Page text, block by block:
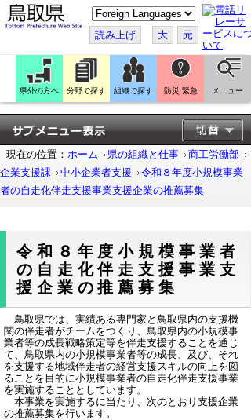
こ
の
ペ
ー
ジ
翻
訳
す
る
読み上げ 大 元
県外の方へ 分野で探す 組織で探す 防災 緊急 メニュー
現在の位置： ホーム 県の組織と仕事
商工労働部
企業支援課
中小企業者支援
令和８年度小規模事業
者の自走化伴走支援事業支援企業の推薦募集
令和８年度小規模事業者
の自走化伴走支援事業支
援企業の推薦募集
鳥取県では、実績ある専門家と鳥取県内の支援機
関の伴走者がチームをつくり、鳥取県内の小規模事
業者等の成長戦略策定等を伴走支援することを通じ
て、鳥取県内の小規模事業者等の成長、及び、それ
を支援する地域伴走者の経営支援スキルの向上を図
ることを目的に小規模事業者の自走化伴走支援事業
を実施することとしています。
本事業を実施するに当たり、次のとおり支援企業
の推薦募集を行います。